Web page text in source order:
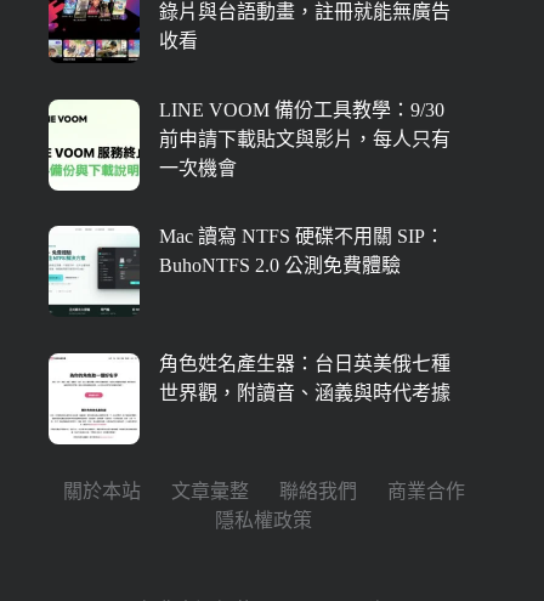
錄片與台語動畫，註冊就能無廣告
收看
LINE VOOM 備份工具教學：9/30
前申請下載貼文與影片，每人只有
一次機會
Mac 讀寫 NTFS 硬碟不用關 SIP：
BuhoNTFS 2.0 公測免費體驗
角色姓名產生器：台日英美俄七種
世界觀，附讀音、涵義與時代考據
關於本站 文章彙整 聯絡我們
商業合作
隱私權政策